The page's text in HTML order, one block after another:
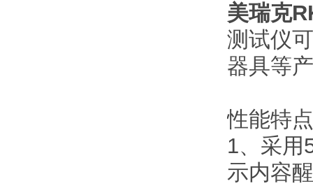
美瑞克
测试仪
器具等
性能特点
1、采用
示内容